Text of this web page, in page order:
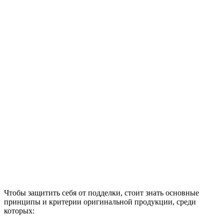
Чтобы защитить себя от подделки, стоит знать основные
принципы и критерии оригинальной продукции, среди
которых: